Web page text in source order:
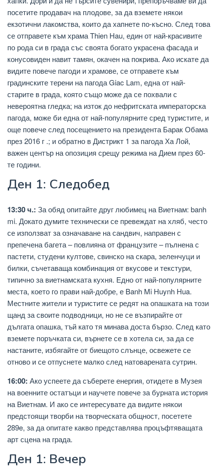
посетите продавач на плодове, за да вземете някои
екзотични лакомства, които да хапнете по-късно. След това
се отправете към храма Thien Hau, един от най-красивите
по рода си в града със своята богато украсена фасада и
конусовиден навит тамян, окачен на покрива. Ако искате да
видите повече пагоди и храмове, се отправете към
градинските терени на пагода Giac Lam, една от най-
старите в града, която също може да се похвали с
невероятна гледка; на изток до нефритската императорска
пагода, може би една от най-популярните сред туристите, и
още повече след посещението на президента Барак Обама
през 2016 г .; и обратно в Дистрикт 1 за пагода Ха Лой,
важен център на опозиция срещу режима на Дием през 60-
те години.
Ден 1: Следобед
13:30 ч.: За обяд опитайте друг любимец на Виетнам: banh
mi. Докато думите технически се превеждат на хляб, често
се използват за означаване на сандвич, направен с
препечена багета – повлияна от французите – пълнена с
пастети, студени култове, свинско на скара, зеленчуци и
билки, съчетаваща комбинация от вкусове и текстури,
типично за виетнамската кухня. Едно от най-популярните
места, което го прави най-добре, е Banh Mi Huynh Hua.
Местните жители и туристите се редят на опашката на този
щанд за своите подводници, но не се възпирайте от
дългата опашка, тъй като тя минава доста бързо. След като
вземете поръчката си, върнете се в хотела си, за да се
настаните, избягайте от биещото слънце, освежете се
отново и се отпуснете малко след натоварената сутрин.
16:00: Ако успеете да съберете енергия, отидете в Музея
на военните остатъци и научете повече за бурната история
на Виетнам. И ако се интересувате да видите някои
предстоящи творби на творческата общност, посетете
289e, за да опитате какво представлява процъфтяващата
арт сцена на града.
Ден 1: Вечер